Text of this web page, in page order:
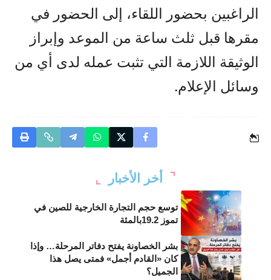
الراغبين بحضور اللقاء، إلى الحضور في
مقرها قبل ثلث ساعة من الموعد وإبراز
الوثيقة اللازمة التي تثبت عمله لدى أي من
وسائل الإعلام.
أخر الأخبار
توسع حجم التجارة الخارجية للصين في
تموز 19.2بالمئة
بشر الخصاونة يفتح دفاتر المرحلة… وإذا
كان «القادم أجمل» فمتى يصل هذا
الجميل؟